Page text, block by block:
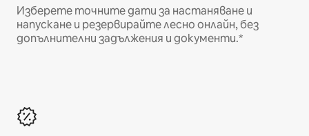
Изберете точните дати за настаняване и
напускане и резервирайте лесно онлайн, без
допълнителни задължения и документи.*